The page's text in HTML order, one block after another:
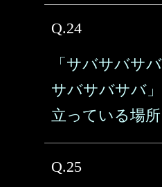
Q.24
「サバサバサ
サバサバサバ
立っている場
Q.25